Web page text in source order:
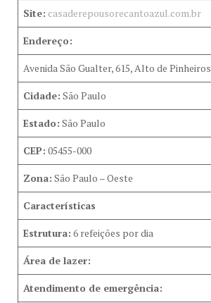
Site: casaderepousorecantoazul.com.br
Endereço:
Avenida São Gualter, 615, Alto de Pinheiros
Cidade: São Paulo
Estado: São Paulo
CEP: 05455-000
Zona: São Paulo – Oeste
Características
Estrutura: 6 refeições por dia
Área de lazer:
Atendimento de emergência: